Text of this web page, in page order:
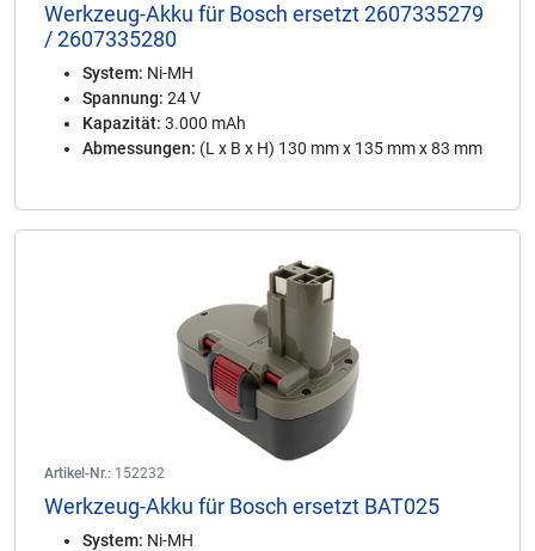
Werkzeug-Akku für Bosch ersetzt 2607335279
/ 2607335280
System: Ni-MH
Spannung: 24 V
Kapazität: 3.000 mAh
Abmessungen: (L x B x H) 130 mm x 135 mm x 83 mm
Artikel-Nr.: 152232
Werkzeug-Akku für Bosch ersetzt BAT025
System: Ni-MH